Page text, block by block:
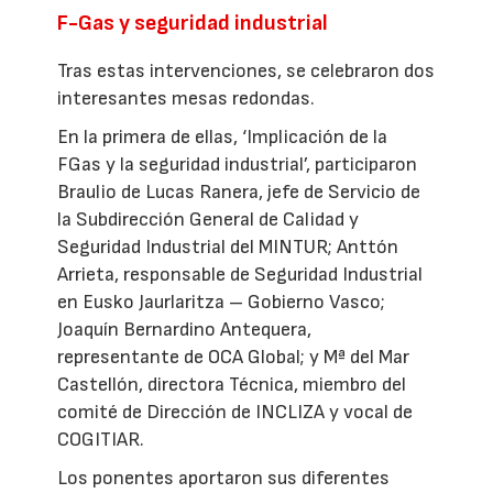
F-Gas y seguridad industrial
Tras estas intervenciones, se celebraron dos
interesantes mesas redondas.
En la primera de ellas, ‘Implicación de la
FGas y la seguridad industrial’, participaron
Braulio de Lucas Ranera, jefe de Servicio de
la Subdirección General de Calidad y
Seguridad Industrial del MINTUR; Anttón
Arrieta, responsable de Seguridad Industrial
en Eusko Jaurlaritza – Gobierno Vasco;
Joaquín Bernardino Antequera,
representante de OCA Global; y Mª del Mar
Castellón, directora Técnica, miembro del
comité de Dirección de INCLIZA y vocal de
COGITIAR.
Los ponentes aportaron sus diferentes